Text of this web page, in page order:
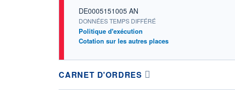
DE0005151005 AN
DONNÉES TEMPS DIFFÉRÉ
Politique d'exécution
Cotation sur les autres places
CARNET D'ORDRES